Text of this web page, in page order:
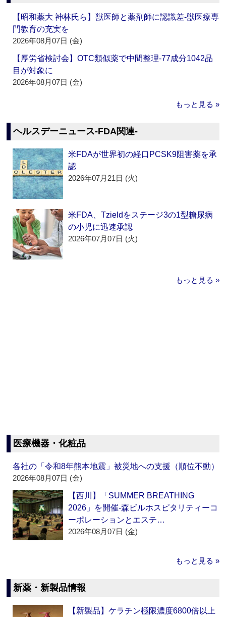
【昭和薬大 神林氏ら】獣医師と薬剤師に認識差‐獣医療専
門教育の充実を
2026年08月07日 (金)
【厚労省検討会】OTC類似薬で中間整理‐77成分1042品
目が対象に
2026年08月07日 (金)
もっと見る »
ヘルスデーニュース‐FDA関連‐
米FDAが世界初の経口PCSK9阻害薬を承
認
2026年07月21日 (火)
米FDA、Tzieldをステージ3の1型糖尿病
の小児に迅速承認
2026年07月07日 (火)
もっと見る »
医療機器・化粧品
各社の「令和8年熊本地震」被災地への支援（順位不動）
2026年08月07日 (金)
【西川】「SUMMER BREATHING
2026」を開催‐森ビルホスピタリティーコ
ーポレーションとエステ…
2026年08月07日 (金)
もっと見る »
新薬・新製品情報
【新製品】ケラチン極限濃度6800倍以上